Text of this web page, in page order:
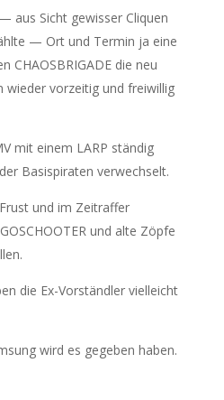
aus Sicht gewisser Cliquen
— Ort und Termin ja eine
CHAOSBRIGADE die neu
wieder vorzeitig und freiwillig
mit einem LARP ständig
Basispiraten verwechselt.
und im Zeitraffer
und alte Zöpfe
die Ex-Vorständler vielleicht
wird es gegeben haben.